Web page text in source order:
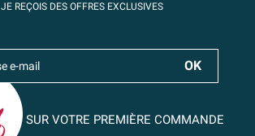
JE REÇOIS DES OFFRES EXCLUSIVES
SUR VOTRE PREMIÈRE COMMANDE